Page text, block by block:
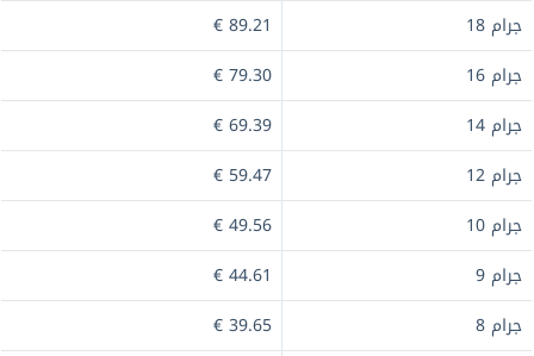
جرام 18
89.21 €
جرام 16
79.30 €
جرام 14
69.39 €
جرام 12
59.47 €
جرام 10
49.56 €
جرام 9
44.61 €
جرام 8
39.65 €